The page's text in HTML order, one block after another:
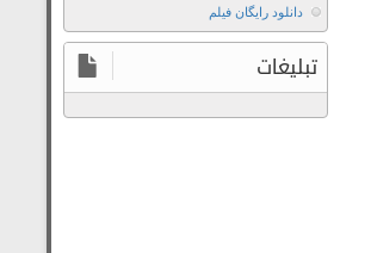
سریال
فصل
اول
بیست
دانلود رایگان فیلم
تبلیغات